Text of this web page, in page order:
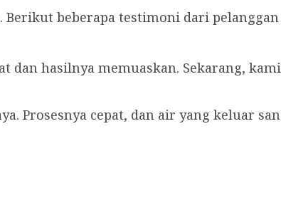
beberapa testimoni dari
dan hasilnya memuaskan. Sekarang,
Prosesnya cepat, dan air yang keluar